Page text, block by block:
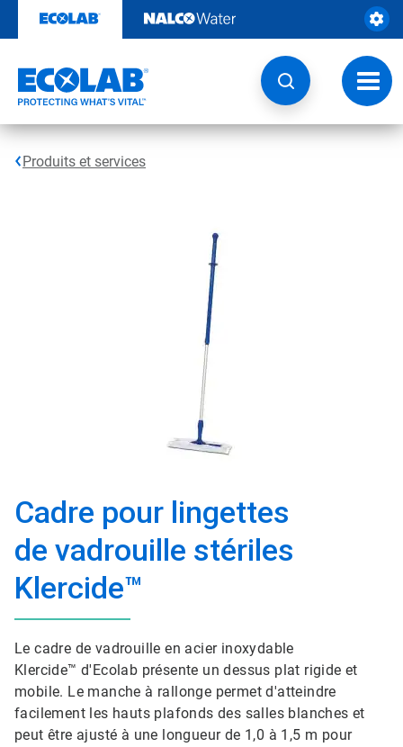
contenu​​​​​​​
à
Produits et services
Cadre pour lingettes
de vadrouille stériles
Klercide™
Le cadre de vadrouille en acier inoxydable
Klercide™ d'Ecolab présente un dessus plat rigide et
mobile. Le manche à rallonge permet d'atteindre
facilement les hauts plafonds des salles blanches et
peut être ajusté à une longueur de 1,0 à 1,5 m pour